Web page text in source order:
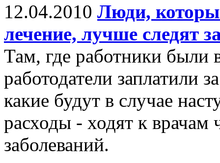
12.04.2010 Люди,
лечение, лучше следят
Там, где работники были
работодатели заплатили
какие будут в случае
расходы - ходят к врачам
заболеваний.